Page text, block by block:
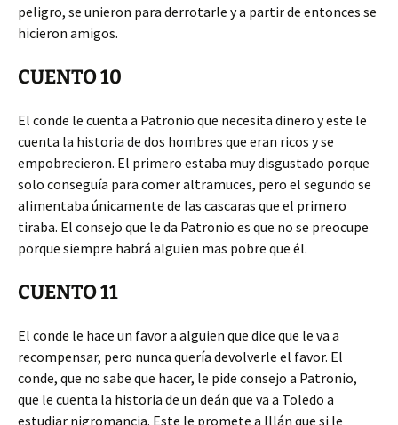
peligro, se unieron para derrotarle y a partir de entonces se
hicieron amigos.
CUENTO 10
El conde le cuenta a Patronio que necesita dinero y este le
cuenta la historia de dos hombres que eran ricos y se
empobrecieron. El primero estaba muy disgustado porque
solo conseguía para comer altramuces, pero el segundo se
alimentaba únicamente de las cascaras que el primero
tiraba. El consejo que le da Patronio es que no se preocupe
porque siempre habrá alguien mas pobre que él.
CUENTO 11
El conde le hace un favor a alguien que dice que le va a
recompensar, pero nunca quería devolverle el favor. El
conde, que no sabe que hacer, le pide consejo a Patronio,
que le cuenta la historia de un deán que va a Toledo a
estudiar nigromancia. Este le promete a Illán que si le